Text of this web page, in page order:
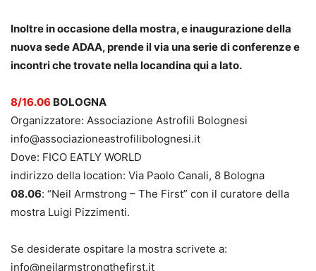
Inoltre in occasione della mostra, e inaugurazione della
nuova sede ADAA, prende il via una serie di conferenze e
incontri che trovate nella locandina qui a lato.
8/16.06 BOLOGNA
Organizzatore: Associazione Astrofili Bolognesi
info@associazioneastrofilibolognesi.it
Dove: FICO EATLY WORLD
indirizzo della location: Via Paolo Canali, 8 Bologna
08.06: “Neil Armstrong – The First” con il curatore della
mostra Luigi Pizzimenti.
Se desiderate ospitare la mostra scrivete a:
info@neilarmstrongthefirst.it